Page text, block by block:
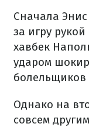
Сначала
за игру
хавбек
ударом
Однако на
совсем